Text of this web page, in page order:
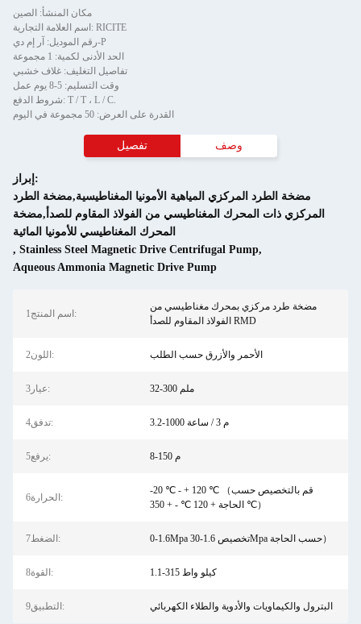
مكان المنشأ: الصين
اسم العلامة التجارية: RICITE
رقم الموديل: آر إم دي-P
الحد الأدنى لكمية: 1 مجموعة
تفاصيل التغليف: غلاف خشبي
وقت التسليم: 5-8 يوم عمل
شروط الدفع: T / T ، L / C.
القدرة على العرض: 50 مجموعة في اليوم
تفصيل وصف
إبراز:
مضخة الطرد المركزي المياهية الأمونيا المغناطيسية,مضخة الطرد
المركزي ذات المحرك المغناطيسي من الفولاذ المقاوم للصدأ,مضخة
المحرك المغناطيسي للأمونيا المائية
, Stainless Steel Magnetic Drive Centrifugal Pump,
Aqueous Ammonia Magnetic Drive Pump
1اسم المنتج:
مضخة طرد مركزي بمحرك مغناطيسي من
الفولاذ المقاوم للصدأ RMD
2اللون: الأحمر والأزرق حسب الطلب
3عيار: 32-300 ملم
4تدفق: 3.2-1000 م 3 / ساعة
5يرفع: 8-150 م
6الحرارة:
-20 ℃ - + 120 ℃ （قم بالتخصيص حسب
الحاجة + 120 ℃ - + 350 ℃）
7الضغط: 0-1.6Mpa تخصيص 1.6-30Mpa حسب الحاجة）
8القوة: 1.1-315 كيلو واط
9التطبيق: البترول والكيماويات والأدوية والطلاء الكهربائي